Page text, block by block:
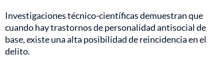
Investigaciones técnico-científicas demuestran que
cuando hay trastornos de personalidad antisocial de
base, existe una alta posibilidad de reincidencia en el
delito.